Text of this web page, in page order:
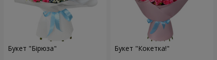
Букет "Бірюза" Букет "Кокетка!"